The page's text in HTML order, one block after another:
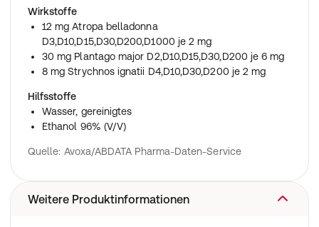
Wirkstoffe
12 mg Atropa belladonna
D3,D10,D15,D30,D200,D1000 je 2 mg
30 mg Plantago major D2,D10,D15,D30,D200 je 6 mg
8 mg Strychnos ignatii D4,D10,D30,D200 je 2 mg
Hilfsstoffe
Wasser, gereinigtes
Ethanol 96% (V/V)
Quelle: Avoxa/ABDATA Pharma-Daten-Service
Weitere Produktinformationen